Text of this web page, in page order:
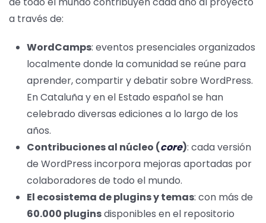
a través de:
WordCamps: eventos presenciales organizados
localmente donde la comunidad se reúne para
aprender, compartir y debatir sobre WordPress.
En Cataluña y en el Estado español se han
celebrado diversas ediciones a lo largo de los
años.
Contribuciones al núcleo (core): cada versión
de WordPress incorpora mejoras aportadas por
colaboradores de todo el mundo.
El ecosistema de plugins y temas: con más de
60.000 pluginsdisponibles en el repositorio